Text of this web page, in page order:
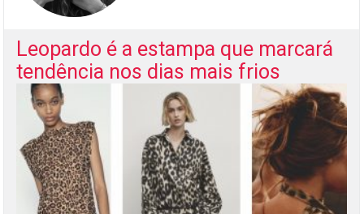
Leopardo é a estampa que marcará
tendência nos dias mais frios